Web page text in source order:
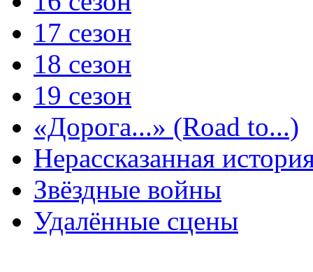
17 сезон
18 сезон
19 сезон
«Дорога...» (Road to...)
Нерассказанная
Звёздные войны
Удалённые сцены